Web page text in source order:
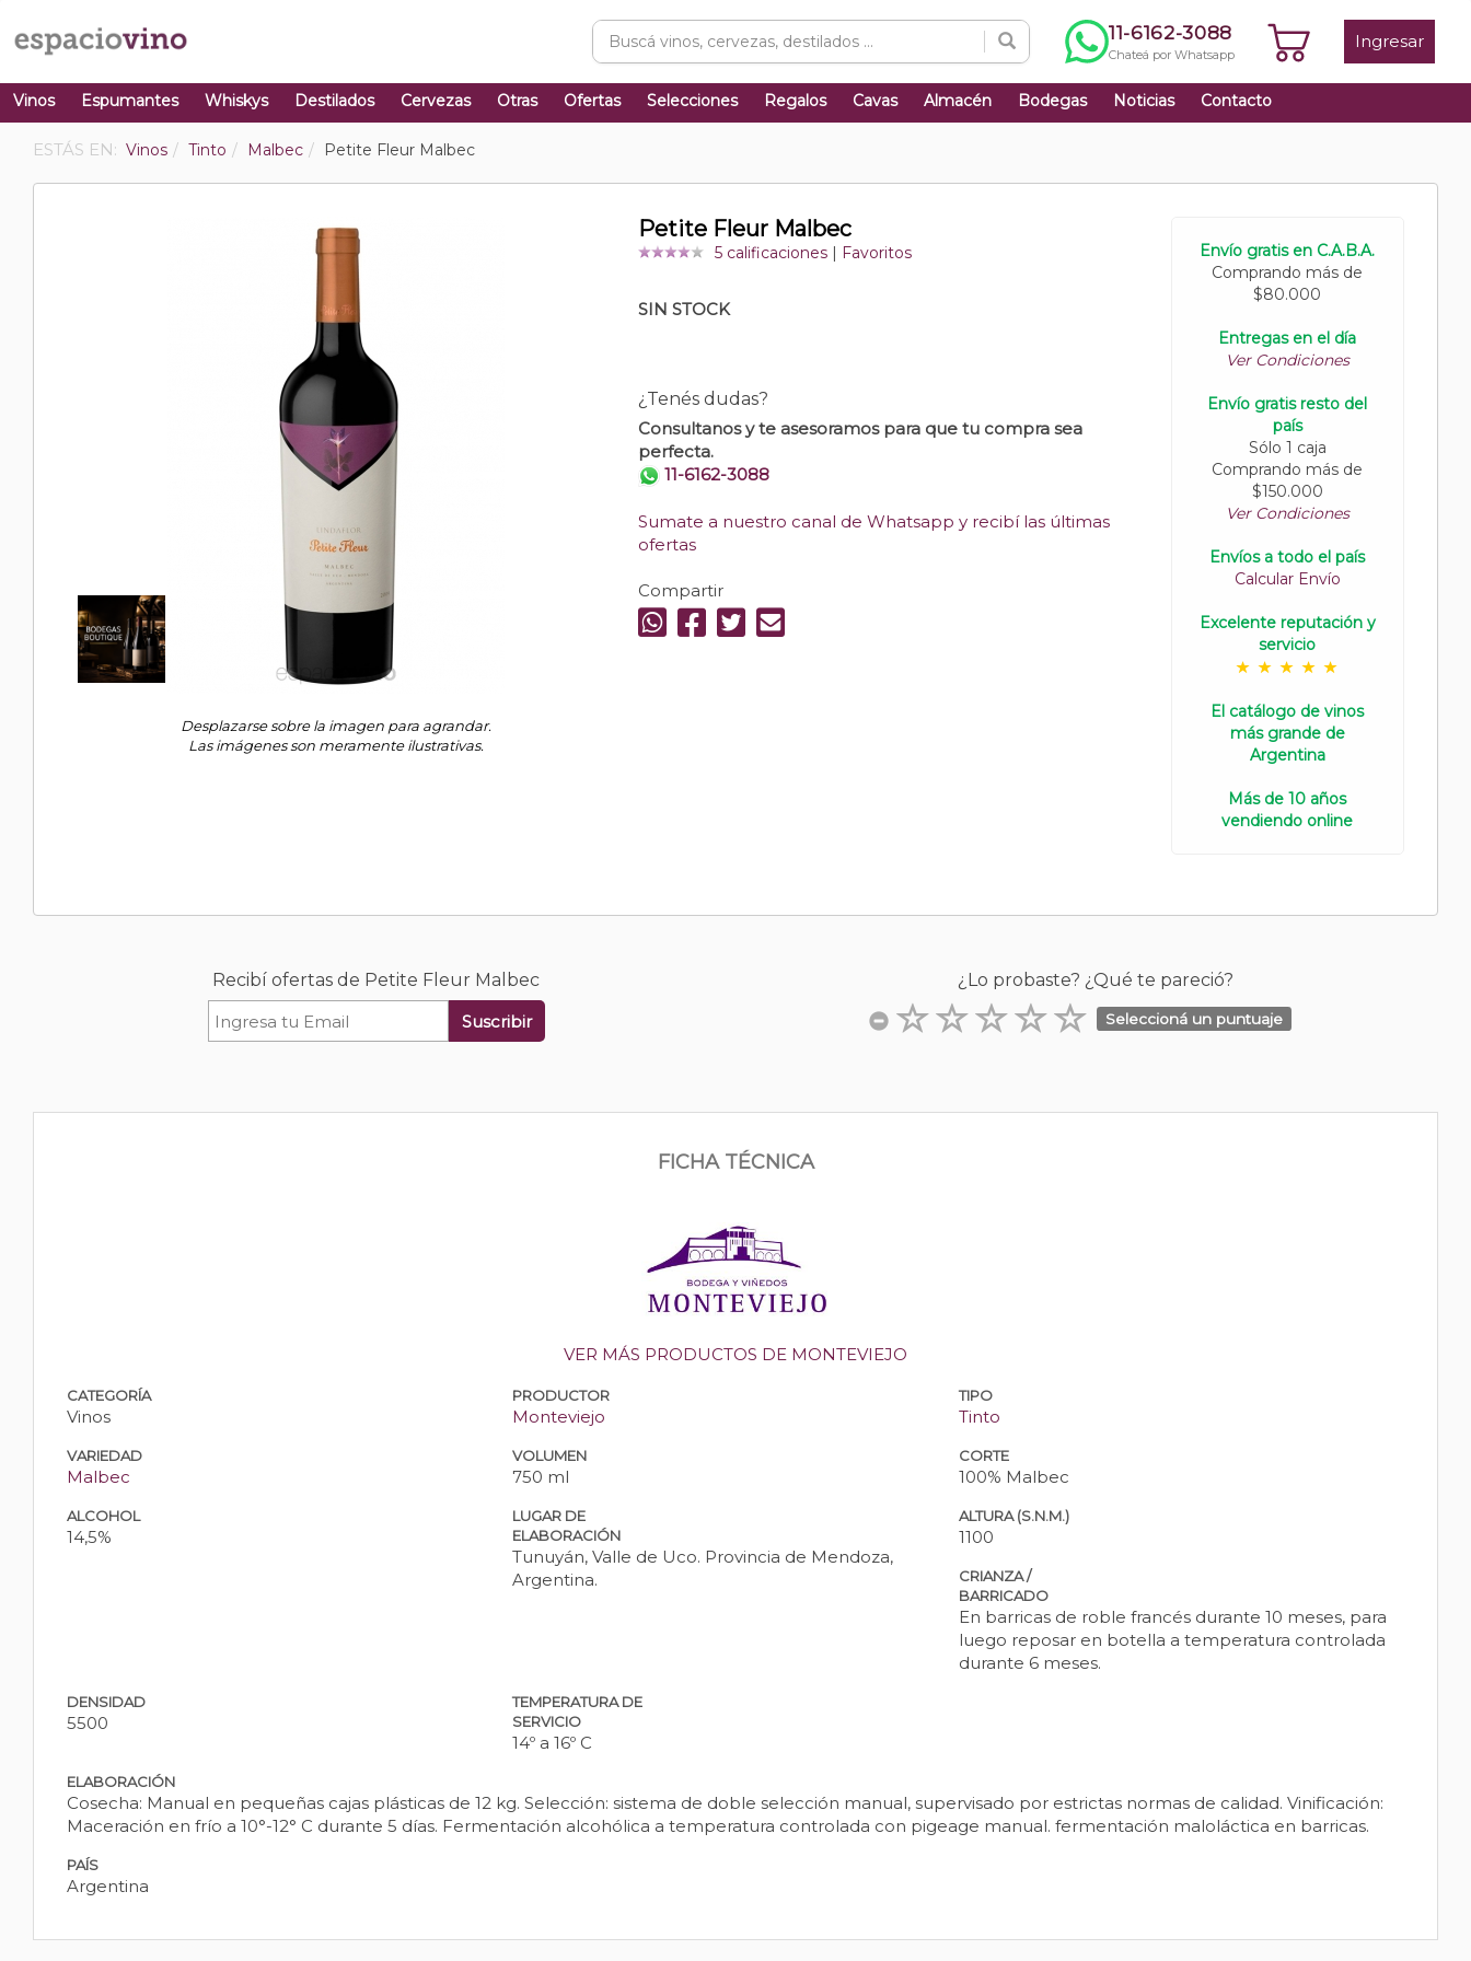
11-6162-3088
Chateá por Whatsapp
Ingresar
Vinos Espumantes Whiskys Destilados Cervezas Otras Ofertas Selecciones Regalos Cavas Almacén Bodegas Noticias Contacto
ESTÁS EN: Vinos Tinto Malbec Petite Fleur Malbec
Desplazarse sobre la imagen para agrandar.
Las imágenes son meramente ilustrativas.
Petite Fleur Malbec
5 calificaciones| Favoritos
SIN STOCK
¿Tenés dudas?
Consultanos y te asesoramos para que tu compra sea
perfecta.
11-6162-3088
Sumate a nuestro canal de Whatsapp y recibí las últimas
ofertas
Compartir
Envío gratis en C.A.B.A.
Comprando más de
$80.000
Entregas en el día
Ver Condiciones
Envío gratis resto del
país
Sólo 1 caja
Comprando más de
$150.000
Ver Condiciones
Envíos a todo el país
Calcular Envío
Excelente reputación y
servicio
El catálogo de vinos
más grande de
Argentina
Más de 10 años
vendiendo online
Recibí ofertas de Petite Fleur Malbec
Suscribir
¿Lo probaste? ¿Qué te pareció?
Seleccioná un puntuaje
FICHA TÉCNICA
VER MÁS PRODUCTOS DE MONTEVIEJO
CATEGORÍA
Vinos
PRODUCTOR
Monteviejo
TIPO
Tinto
VARIEDAD
Malbec
VOLUMEN
750 ml
CORTE
100% Malbec
ALCOHOL
14,5%
LUGAR DE
ELABORACIÓN
Tunuyán, Valle de Uco. Provincia de Mendoza,
Argentina.
ALTURA (S.N.M.)
1100
CRIANZA /
BARRICADO
En barricas de roble francés durante 10 meses, para
luego reposar en botella a temperatura controlada
durante 6 meses.
DENSIDAD
5500
TEMPERATURA DE
SERVICIO
14º a 16º C
ELABORACIÓN
Cosecha: Manual en pequeñas cajas plásticas de 12 kg. Selección: sistema de doble selección manual, supervisado por estrictas normas de calidad. Vinificación:
Maceración en frío a 10°-12° C durante 5 días. Fermentación alcohólica a temperatura controlada con pigeage manual. fermentación maloláctica en barricas.
PAÍS
Argentina